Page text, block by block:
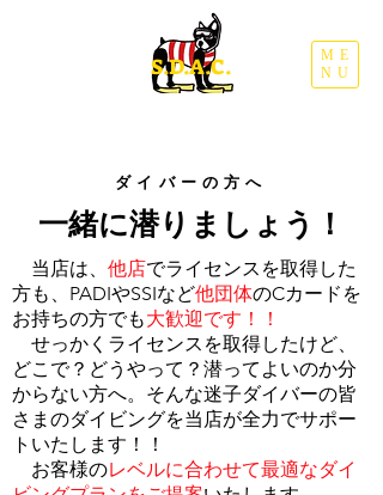
​S.D.A.C.
ME
NU
ダイバーの方へ
一緒に潜りましょう！
当店は、 他店でライセンスを取得した
方も、PADIやSSIなど他団体のCカードを
お持ちの方でも大歓迎です！！
せっかくライセンスを取得したけど、
どこで？どうやって？潜ってよいのか分
からない方へ。そんな迷子ダイバーの皆
さまのダイビングを当店が全力でサポー
トいたします！！
​ お客様のレベルに合わせて最適なダイ